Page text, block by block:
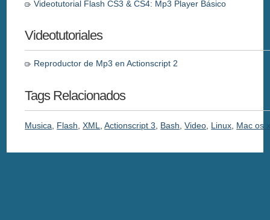
Videotutorial Flash CS3 & CS4: Mp3 Player Básico
Videotutoriales
Reproductor de Mp3 en Actionscript 2
Tags Relacionados
Musica Flash ,XML ,Actionscript 3 Bash ,Video Linux Mac os